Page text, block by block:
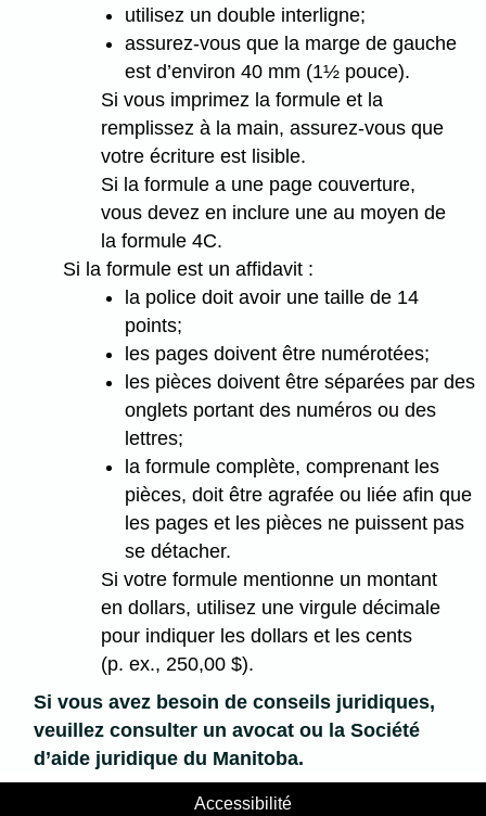
utilisez un double interligne;
assurez-vous que la marge de gauche
est d’environ 40 mm (1½ pouce).
Si vous imprimez la formule et la
remplissez à la main, assurez-vous que
votre écriture est lisible.
Si la formule a une page couverture,
vous devez en inclure une au moyen de
la formule 4C.
Si la formule est un affidavit :
la police doit avoir une taille de 14
points;
les pages doivent être numérotées;
les pièces doivent être séparées par des
onglets portant des numéros ou des
lettres;
la formule complète, comprenant les
pièces, doit être agrafée ou liée afin que
les pages et les pièces ne puissent pas
se détacher.
Si votre formule mentionne un montant
en dollars, utilisez une virgule décimale
pour indiquer les dollars et les cents
(p. ex., 250,00 $).
Si vous avez besoin de conseils juridiques,
veuillez consulter un avocat ou la Société
d’aide juridique du Manitoba.
Accessibilité